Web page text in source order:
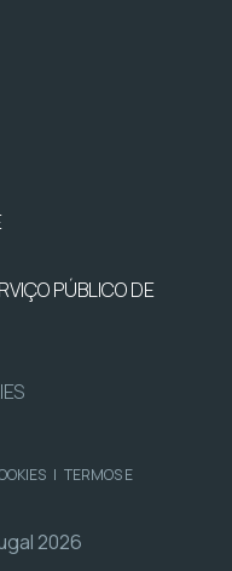
PÚBLICO DE
| TERMOS E
2026